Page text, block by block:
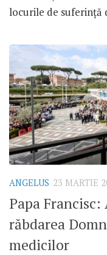
locurile de suferință
ANGELUS 23 MARTIE
Papa
răbdarea
medicilor